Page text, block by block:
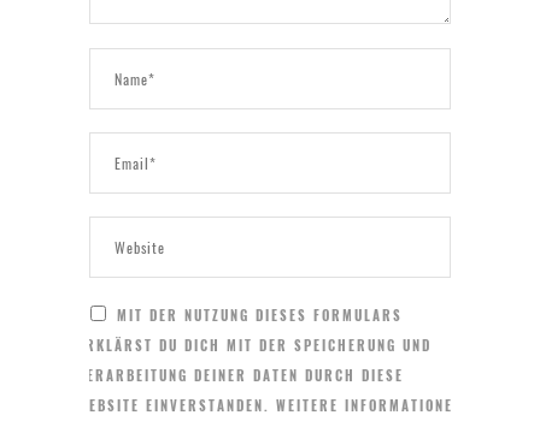
MIT DER NUTZUNG DIESES FORMULARS
ERKLÄRST DU DICH MIT DER SPEICHERUNG UND
VERARBEITUNG DEINER DATEN DURCH DIESE
WEBSITE EINVERSTANDEN. WEITERE INFORMATIONEN